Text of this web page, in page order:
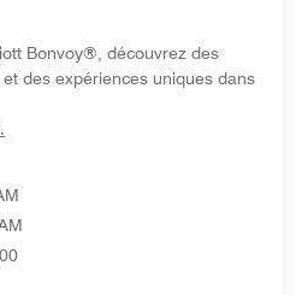
Bonvoy®, découvrez des
des expériences uniques dans